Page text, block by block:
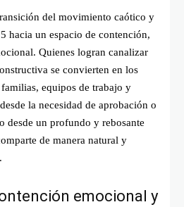
del movimiento caótico y
hacia un espacio de contención,
Quienes logran canalizar
se convierten en los
equipos de trabajo y
la necesidad de aprobación o
desde un profundo y rebosante
de manera natural y
emocional y